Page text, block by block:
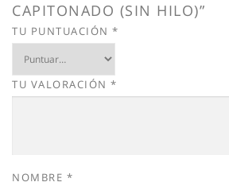
CAPITONADO (SIN HILO)”
TU PUNTUACIÓN *
TU VALORACIÓN *
NOMBRE *